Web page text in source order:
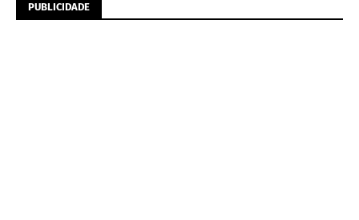
PUBLICIDADE